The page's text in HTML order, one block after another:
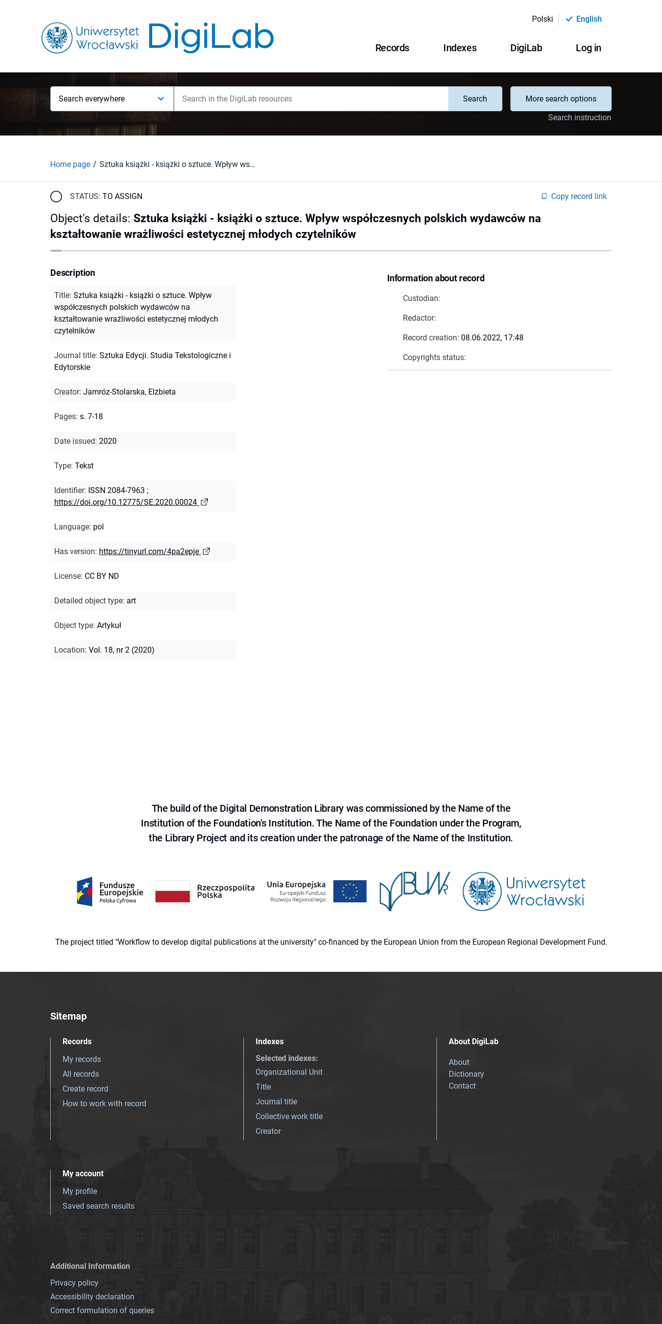
Polski English
Records Indexes DigiLab Log in
Search everywhere Search
More search options
Search instruction
Home page Sztuka książki - książki o sztuce. Wpływ współczesnych polskich wydawców na kształtowanie wrażliwości estetycznej młodych czytelników
STATUS: TO ASSIGN Copy record link
Object's details: Sztuka książki - książki o sztuce. Wpływ współczesnych polskich wydawców na
kształtowanie wrażliwości estetycznej młodych czytelników
Information about record
Custodian:
Redactor:
Record creation: 08.06.2022, 17:48
Copyrights status:
Description
Title: Sztuka książki - książki o sztuce. Wpływ
współczesnych polskich wydawców na
kształtowanie wrażliwości estetycznej młodych
czytelników
Journal title: Sztuka Edycji. Studia Tekstologiczne i
Edytorskie
Creator: Jamróz-Stolarska, Elżbieta
Pages: s. 7-18
Date issued: 2020
Type: Tekst
Identifier: ISSN 2084-7963 ;
https://doi.org/10.12775/SE.2020.00024
Language: pol
Has version: https://tinyurl.com/4pa2epje
License: CC BY ND
Detailed object type: art
Object type: Artykuł
Location: Vol. 18, nr 2 (2020)
The build of the Digital Demonstration Library was commissioned by the Name of the
Institution of the Foundation's Institution. The Name of the Foundation under the Program,
the Library Project and its creation under the patronage of the Name of the Institution.
The project titled "Workflow to develop digital publications at the university" co-financed by the European Union from the European Regional Development Fund.
Sitemap
Records
My records
All records
Create record
How to work with record
Indexes
Selected indexes:
Organizational Unit
Title
Journal title
Collective work title
Creator
About DigiLab
About
Dictionary
Contact
My account
My profile
Saved search results
Additional Information
Privacy policy
Accessibility declaration
Correct formulation of queries